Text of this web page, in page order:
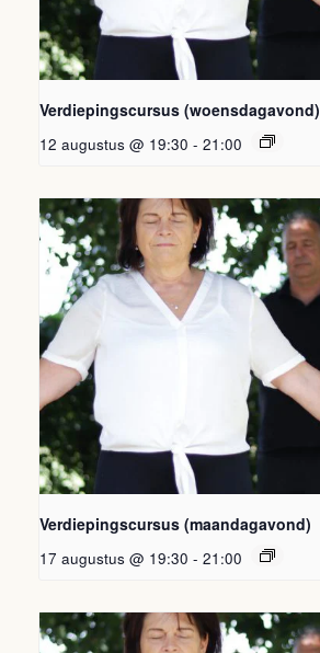
Verdiepingscursus (woensdagavond)
12 augustus @ 19:30 - 21:00
Verdiepingscursus (maandagavond)
17 augustus @ 19:30 - 21:00